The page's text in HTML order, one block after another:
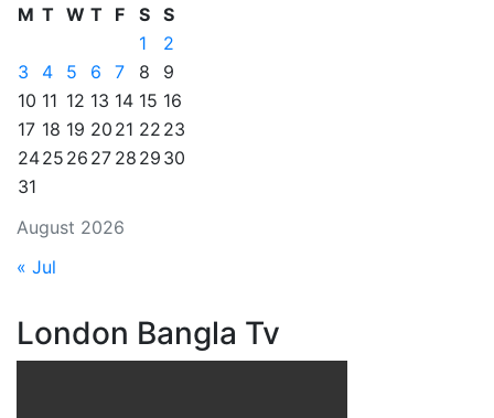
August 2026
M T W T F S S
1
2
3
4 5 6 7 8
9
10 11 12 13 14 15 16
17 18 19 20 21 22 23
2425 26 27 28 29 30
31
« Jul
London Bangla Tv